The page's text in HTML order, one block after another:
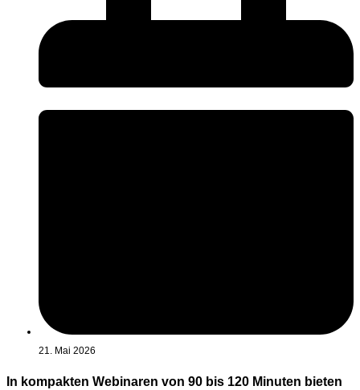
21. Mai 2026
In kompakten Webinaren von 90 bis 120 Minuten bieten